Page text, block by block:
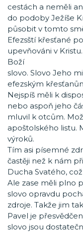
cestách a neměli
do podoby Ježíše
působit v tomto
Efezsští křesťané
upevňováni v
Boží
slovo. Slovo Jeho
efezským
Nejspíš měli k
nebo aspoň jeho
mluvil k otcům.
apoštolského listu.
výroků.
Tím asi písemné
častěji než k nám
Ducha Svatého,
Ale zase měli plno
slovo opravdu
zdroje. Takže jim
Pavel je
slovo jsou